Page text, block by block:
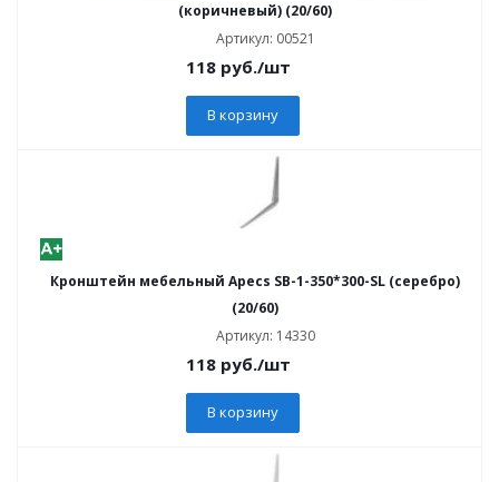
(коричневый) (20/60)
Артикул: 00521
118 руб./шт
В корзину
Кронштейн мебельный Apecs SB-1-350*300-SL (серебро)
(20/60)
Артикул: 14330
118 руб./шт
В корзину